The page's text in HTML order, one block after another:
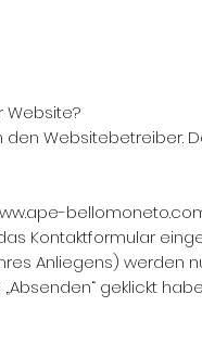
Website?
Websitebetreiber.
Kontaktformular
Anliegens) werden
geklickt